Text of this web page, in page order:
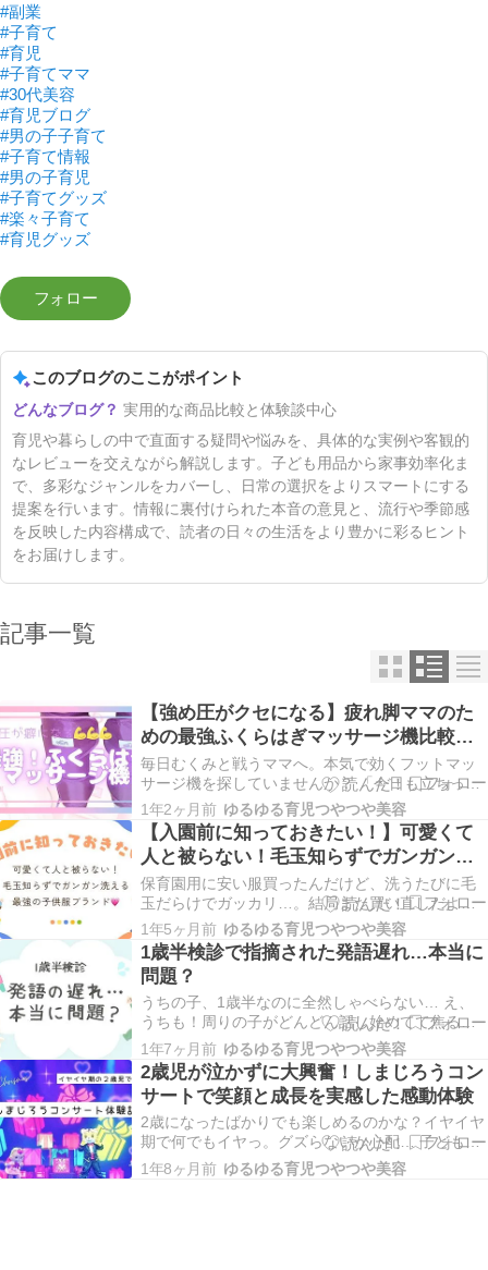
#副業
#子育て
#育児
#子育てママ
#30代美容
#育児ブログ
#男の子子育て
#子育て情報
#男の子育児
#子育てグッズ
#楽々子育て
#育児グッズ
このブログのここがポイント
実用的な商品比較と体験談中心
育児や暮らしの中で直面する疑問や悩みを、具体的な実例や客観的
なレビューを交えながら解説します。子ども用品から家事効率化ま
で、多彩なジャンルをカバーし、日常の選択をよりスマートにする
提案を行います。情報に裏付けられた本音の意見と、流行や季節感
を反映した内容構成で、読者の日々の生活をより豊かに彩るヒント
をお届けします。
記事一覧
【強め圧がクセになる】疲れ脚ママのた
めの最強ふくらはぎマッサージ機比較！
PULIOとゴリラのひとつかみの違いと
は？
毎日むくみと戦うママへ。本気で効くフットマッ
サージ機を探していませんか？ 「今日も立ちっぱ
なしで夕方脚がズキズキ…」 朝から晩まで休む暇
なし。 仕事に、子どもの送迎、料理に洗濯、買い
物、遊び相手…気づけば1日ほとんど「立ちっぱな
し」というママも多いのでは？ 実は、ふくらはぎ
って…
1年2ヶ月前 ゆるゆる育児つやつや美容
【入園前に知っておきたい！】可愛くて
人と被らない！毛玉知らずでガンガン洗
える最強の子ども服ブランド8選
保育園用に安い服買ったんだけど、洗うたびに毛
玉だらけでガッカリ…。結局また買い直しだよ。
わかる！私も前はそうだったけど、ムージョンジ
ョンとかプティマインにしたら毛玉できにくい
し、ガンガン乾燥機かけても平気だから超ラクだ
よ！ 「保育園・幼稚園には汚れてもいい服で来て
ください」 …
1年5ヶ月前 ゆるゆる育児つやつや美容
1歳半検診で指摘された発語遅れ…本当に
問題？
うちの子、1歳半なのに全然しゃべらない… え、
うちも！周りの子がどんどん話し始めてて焦るよ
ね。 発語がない？1歳半検診は早すぎない？ 1歳半
検診は、子どもの成長を確認する大切な機会であ
る一方、少しのズレや遅れが親の強い不安につな
がることもあります。私自身、子どもの発語や理
解力に…
1年7ヶ月前 ゆるゆる育児つやつや美容
2歳児が泣かずに大興奮！しまじろうコン
サートで笑顔と成長を実感した感動体験
2歳になったばかりでも楽しめるのかな？イヤイヤ
期で何でもイヤっ。グズらないか心配… 子どもの
初コンサート体験に不安がいっぱい… 先日、しま
じろうコンサートの「しまじろうとサンタのくに
1年8ヶ月前 ゆるゆる育児つやつや美容